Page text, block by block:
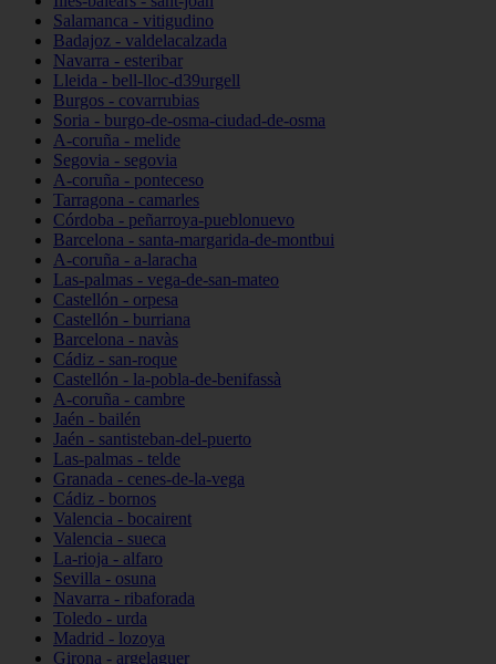
Salamanca - vitigudino
Badajoz - valdelacalzada
Navarra - esteribar
Lleida - bell-lloc-d39urgell
Burgos - covarrubias
Soria - burgo-de-osma-ciudad-de-osma
A-coruña - melide
Segovia - segovia
A-coruña - ponteceso
Tarragona - camarles
Córdoba - peñarroya-pueblonuevo
Barcelona - santa-margarida-de-montbui
A-coruña - a-laracha
Las-palmas - vega-de-san-mateo
Castellón - orpesa
Castellón - burriana
Barcelona - navàs
Cádiz - san-roque
Castellón - la-pobla-de-benifassà
A-coruña - cambre
Jaén - bailén
Jaén - santisteban-del-puerto
Las-palmas - telde
Granada - cenes-de-la-vega
Cádiz - bornos
Valencia - bocairent
Valencia - sueca
La-rioja - alfaro
Sevilla - osuna
Navarra - ribaforada
Toledo - urda
Madrid - lozoya
Girona - argelaguer